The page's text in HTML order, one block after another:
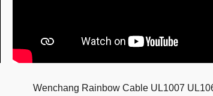
Wenchang Rainbow Cable UL1007